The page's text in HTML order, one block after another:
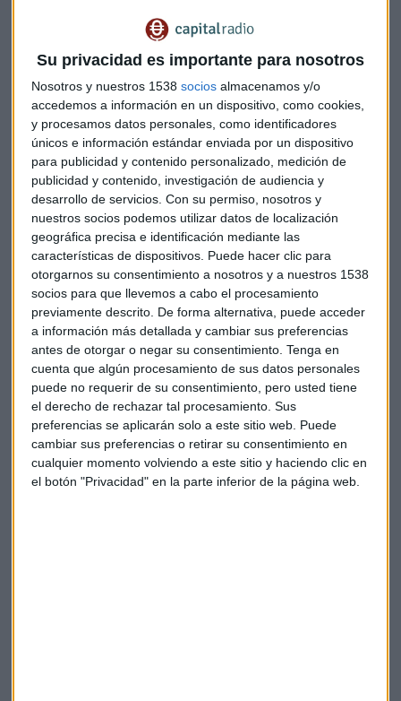
Su privacidad es importante para nosotros
Nosotros y nuestros 1538 socios almacenamos y/o
accedemos a información en un dispositivo, como cookies,
y procesamos datos personales, como identificadores
únicos e información estándar enviada por un dispositivo
para publicidad y contenido personalizado, medición de
publicidad y contenido, investigación de audiencia y
desarrollo de servicios. Con su permiso, nosotros y
nuestros socios podemos utilizar datos de localización
geográfica precisa e identificación mediante las
características de dispositivos. Puede hacer clic para
otorgarnos su consentimiento a nosotros y a nuestros 1538
socios para que llevemos a cabo el procesamiento
previamente descrito. De forma alternativa, puede acceder
a información más detallada y cambiar sus preferencias
antes de otorgar o negar su consentimiento. Tenga en
cuenta que algún procesamiento de sus datos personales
puede no requerir de su consentimiento, pero usted tiene
el derecho de rechazar tal procesamiento. Sus
preferencias se aplicarán solo a este sitio web. Puede
cambiar sus preferencias o retirar su consentimiento en
cualquier momento volviendo a este sitio y haciendo clic en
el botón "Privacidad" en la parte inferior de la página web.
Para quien no le resulte familiar, Diller ha dedicado casi toda
su vida a la industria del cine y la televisión. Sus primeras
andanzas fueron enABC Entertainmenta cargo de la
negociación de los derechos de difusión de películas. Fue
presidente y CEO deParamount Pictures en la época en la
que el estudio produjo grandes éxitos comoFiebre del
sábado noche,Greaseo La fuerza del cariño. También fue
presidente y jefe ejecutivo de Fox. De hecho, fue uno de los
que dio luz verde a la serie de mayor éxito de la historia: Los
Simpsons.
Así que detrás de la propuesta de Tinder está todo un
tiburón de la industria televisiva. Pero Tinder no es la única
compañía que, sin dedicarse a este sector como tal, mueve
ficha para crear su propio contenido de entretenimiento.
Walmart y Airbnb también se lanzan a
la creación de series
Ofrecer contenido original es una estrategia cada vez más
popular para la mayoría de las empresas tecnológicas y